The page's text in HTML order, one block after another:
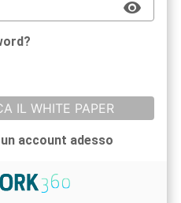
IL WHITE PAPER
account adesso